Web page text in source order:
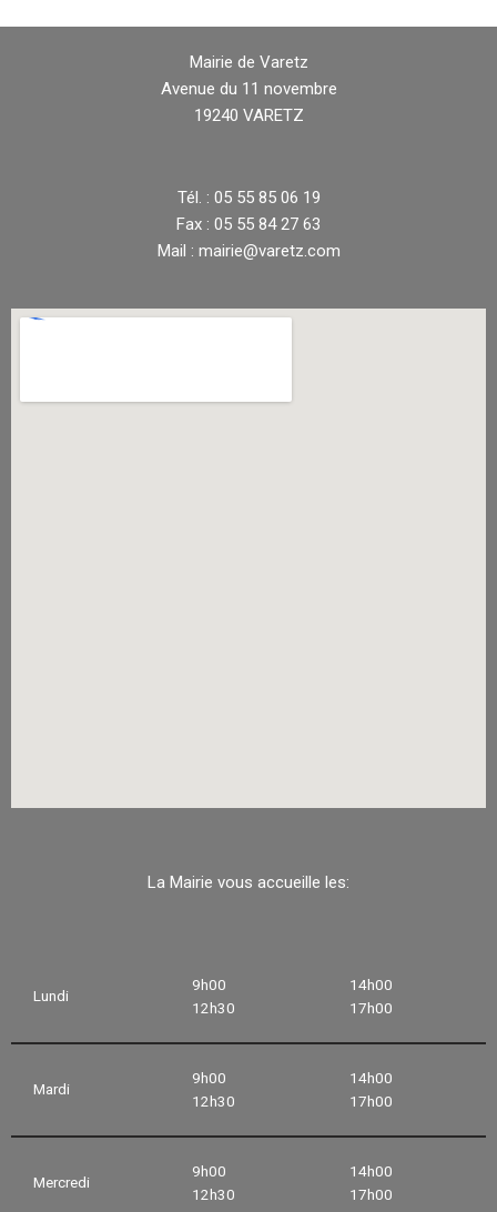
Mairie de Varetz
Avenue du 11 novembre
19240 VARETZ
Tél. : 05 55 85 06 19
Fax : 05 55 84 27 63
Mail : mairie@varetz.com
La Mairie vous accueille les:
Lundi
9h00
12h30
14h00
17h00
Mardi
9h00
12h30
14h00
17h00
Mercredi
9h00
12h30
14h00
17h00